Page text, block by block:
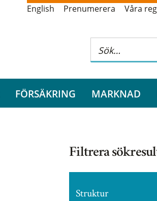
English Prenumerera Våra
FÖRSÄKRING MARKNAD
Filtrera
Struktur